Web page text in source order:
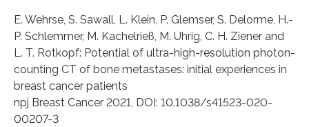
E. Wehrse, S. Sawall, L. Klein, P. Glemser, S. Delorme, H.-
P. Schlemmer, M. Kachelrieß, M. Uhrig, C. H. Ziener and
L. T. Rotkopf: Potential of ultra-high-resolution photon-
counting CT of bone metastases: initial experiences in
breast cancer patients
npj Breast Cancer 2021, DOI: 10.1038/s41523-020-
00207-3